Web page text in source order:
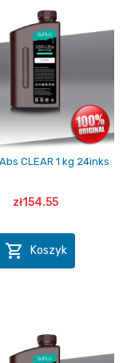
CLEAR 1 kg 24inks
zł154.55
 Koszyk